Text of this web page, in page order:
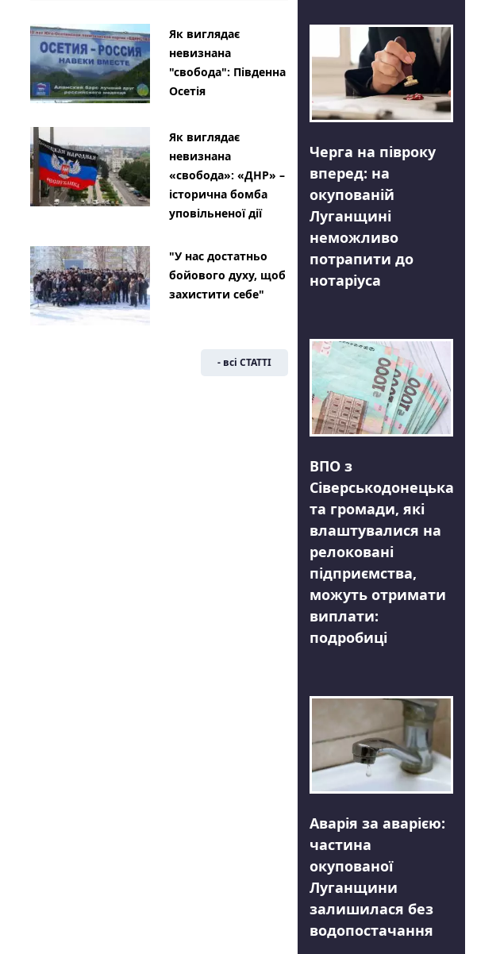
Як виглядає
невизнана
"свобода": Південна
Осетія
Як виглядає
невизнана
«свобода»: «ДНР» –
історична бомба
уповільненої дії
"У нас достатньо
бойового духу, щоб
захистити себе"
- всі СТАТТІ
Черга на півроку
вперед: на
окупованій
Луганщині
неможливо
потрапити до
нотаріуса
ВПО з
Сіверськодонецька
та громади, які
влаштувалися на
релоковані
підприємства,
можуть отримати
виплати:
подробиці
Аварія за аварією:
частина
окупованої
Луганщини
залишилася без
водопостачання